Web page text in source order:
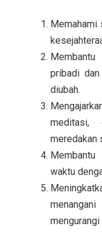
Memahami
pribadi
diubah.
meditasi,
meredakan
Membantu
waktu